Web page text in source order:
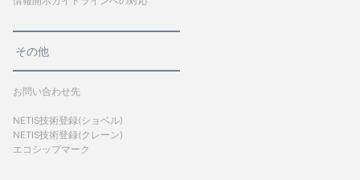
その他
お問い合わせ先
NETIS技術登録(ショベル)
NETIS技術登録(クレーン)
エコシップマーク